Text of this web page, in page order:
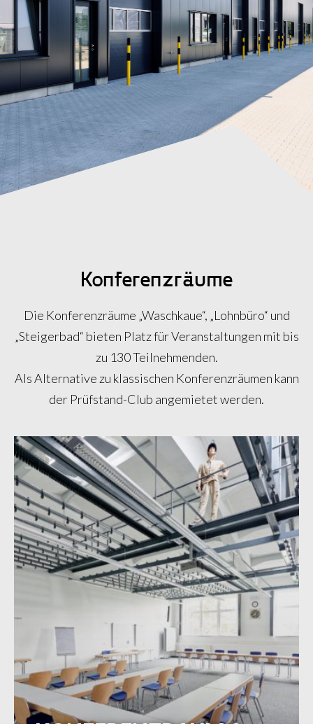
Konferenzräume
Die Konferenzräume „Waschkaue“, „Lohnbüro“ und
„Steigerbad“ bieten Platz für Veranstaltungen mit bis
zu 130 Teilnehmenden.
Als Alternative zu klassischen Konferenzräumen kann
der Prüfstand-Club angemietet werden.